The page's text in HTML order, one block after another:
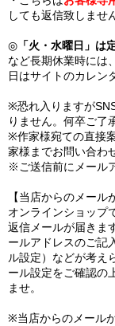
しても返信致しませ
◎ 「火・水曜日」は
など長期休業時には
日はサイトのカレン
※恐れ入りますが
りません。何卒ご了
※作家様宛ての直接
家様までお問い合わ
※ご送信前にメール
【当店からのメール
オンラインショップ
返信メールが届きま
ールアドレスのご記
ル設定）などが考え
ール設定をご確認の
ませ。
※当店からのメール